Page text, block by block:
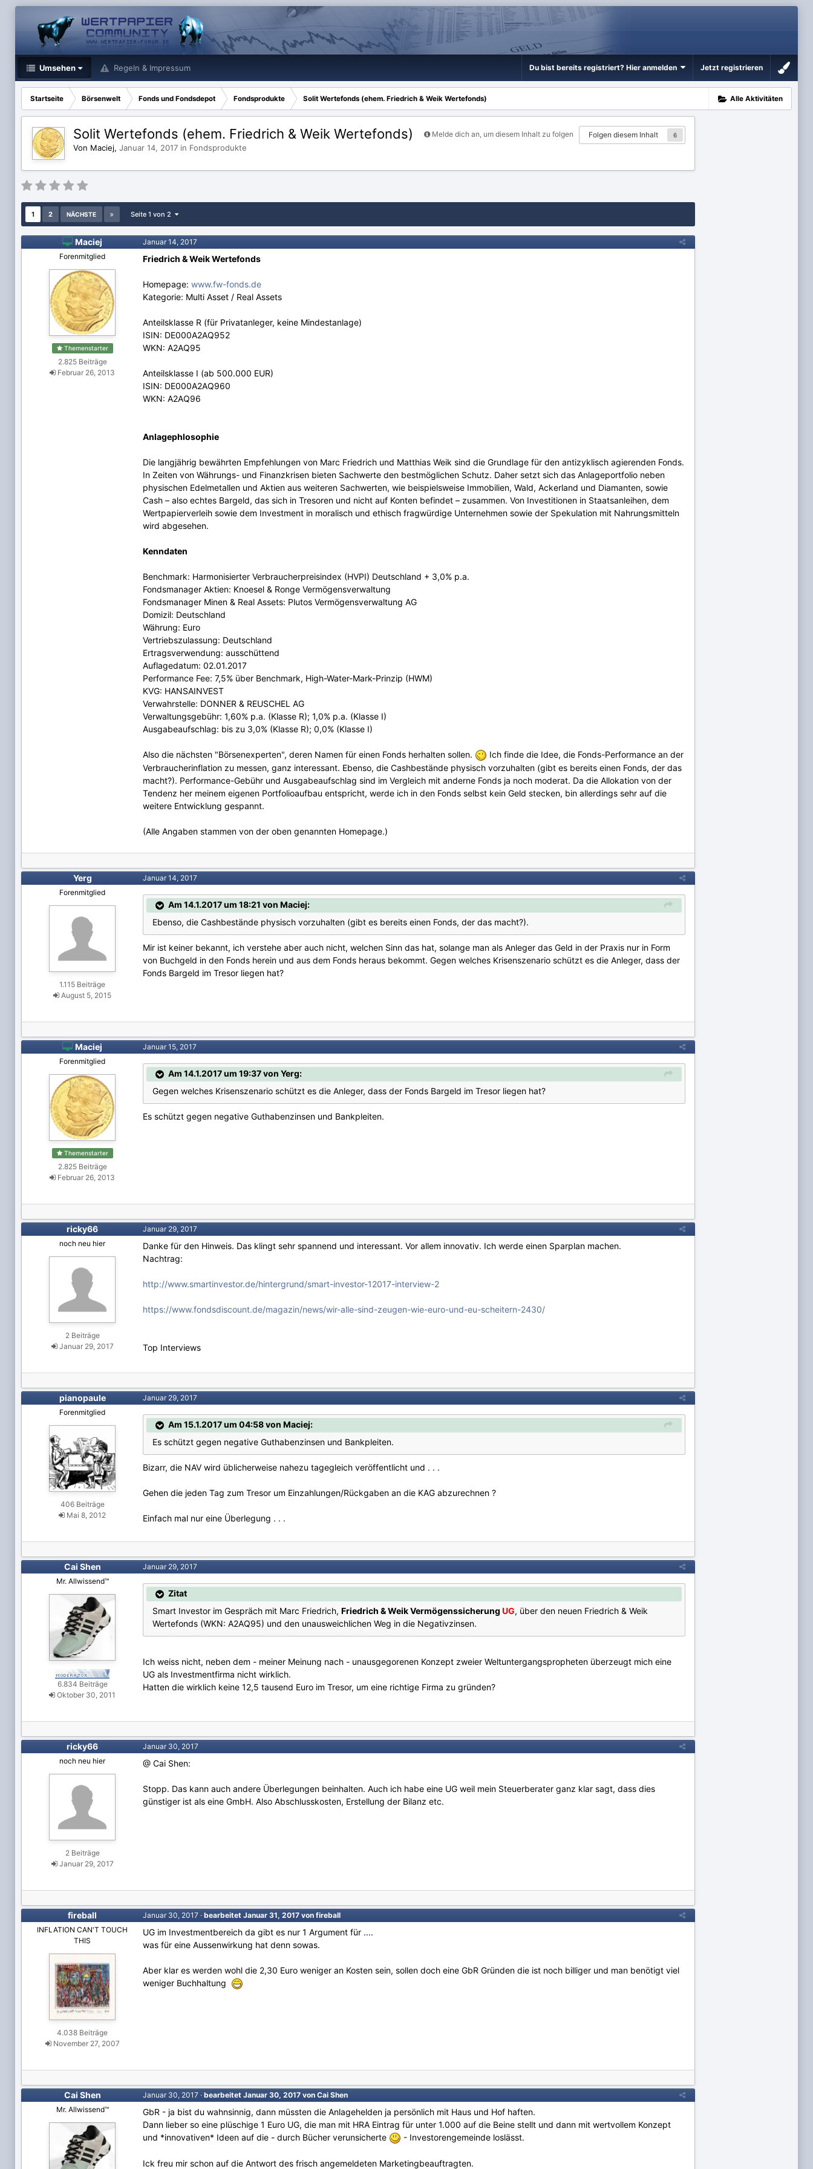
Umsehen Regeln & Impressum Du bist bereits registriert? Hier anmelden Jetzt registrieren
Alle Aktivitäten
Startseite Börsenwelt Fonds und Fondsdepot Fondsprodukte Solit Wertefonds (ehem. Friedrich & Weik Wertefonds)
Melde dich an, um diesem Inhalt zu folgen Folgen diesem Inhalt 6
Solit Wertefonds (ehem. Friedrich & Weik Wertefonds)
Von Maciej, Januar 14, 2017 in Fondsprodukte
1 2 NÄCHSTE Seite 1 von 2
 Maciej
Forenmitglied
Themenstarter
2.825 Beiträge
Februar 26, 2013
Januar 14, 2017
Friedrich & Weik Wertefonds
Homepage: www.fw-fonds.de
Kategorie: Multi Asset / Real Assets
Anteilsklasse R (für Privatanleger, keine Mindestanlage)
ISIN: DE000A2AQ952
WKN: A2AQ95
Anteilsklasse I (ab 500.000 EUR)
ISIN: DE000A2AQ960
WKN: A2AQ96
Anlagephlosophie
Die langjährig bewährten Empfehlungen von Marc Friedrich und Matthias Weik sind die Grundlage für den antizyklisch agierenden Fonds.
In Zeiten von Währungs- und Finanzkrisen bieten Sachwerte den bestmöglichen Schutz. Daher setzt sich das Anlageportfolio neben
physischen Edelmetallen und Aktien aus weiteren Sachwerten, wie beispielsweise Immobilien, Wald, Ackerland und Diamanten, sowie
Cash – also echtes Bargeld, das sich in Tresoren und nicht auf Konten befindet – zusammen. Von Investitionen in Staatsanleihen, dem
Wertpapierverleih sowie dem Investment in moralisch und ethisch fragwürdige Unternehmen sowie der Spekulation mit Nahrungsmitteln
wird abgesehen.
Kenndaten
Benchmark: Harmonisierter Verbraucherpreisindex (HVPI) Deutschland + 3,0% p.a.
Fondsmanager Aktien: Knoesel & Ronge Vermögensverwaltung
Fondsmanager Minen & Real Assets: Plutos Vermögensverwaltung AG
Domizil: Deutschland
Währung: Euro
Vertriebszulassung: Deutschland
Ertragsverwendung: ausschüttend
Auflagedatum: 02.01.2017
Performance Fee: 7,5% über Benchmark, High-Water-Mark-Prinzip (HWM)
KVG: HANSAINVEST
Verwahrstelle: DONNER & REUSCHEL AG
Verwaltungsgebühr: 1,60% p.a. (Klasse R); 1,0% p.a. (Klasse I)
Ausgabeaufschlag: bis zu 3,0% (Klasse R); 0,0% (Klasse I)
Also die nächsten "Börsenexperten", deren Namen für einen Fonds herhalten sollen.
Ich finde die Idee, die Fonds-Performance an der
Verbraucherinflation zu messen, ganz interessant. Ebenso, die Cashbestände physisch vorzuhalten (gibt es bereits einen Fonds, der das
macht?). Performance-Gebühr und Ausgabeaufschlag sind im Vergleich mit anderne Fonds ja noch moderat. Da die Allokation von der
Tendenz her meinem eigenen Portfolioaufbau entspricht, werde ich in den Fonds selbst kein Geld stecken, bin allerdings sehr auf die
weitere Entwicklung gespannt.
(Alle Angaben stammen von der oben genannten Homepage.)
Yerg
Forenmitglied
1.115 Beiträge
August 5, 2015
Januar 14, 2017
Am 14.1.2017 um 18:21 von Maciej:
Ebenso, die Cashbestände physisch vorzuhalten (gibt es bereits einen Fonds, der das macht?).
Mir ist keiner bekannt, ich verstehe aber auch nicht, welchen Sinn das hat, solange man als Anleger das Geld in der Praxis nur in Form
von Buchgeld in den Fonds herein und aus dem Fonds heraus bekommt. Gegen welches Krisenszenario schützt es die Anleger, dass der
Fonds Bargeld im Tresor liegen hat?
 Maciej
Forenmitglied
Themenstarter
2.825 Beiträge
Februar 26, 2013
Januar 15, 2017
Am 14.1.2017 um 19:37 von Yerg:
Gegen welches Krisenszenario schützt es die Anleger, dass der Fonds Bargeld im Tresor liegen hat?
Es schützt gegen negative Guthabenzinsen und Bankpleiten.
ricky66
noch neu hier
2 Beiträge
Januar 29, 2017
Januar 29, 2017
Danke für den Hinweis. Das klingt sehr spannend und interessant. Vor allem innovativ. Ich werde einen Sparplan machen.
Nachtrag:
http://www.smartinvestor.de/hintergrund/smart-investor-12017-interview-2
https://www.fondsdiscount.de/magazin/news/wir-alle-sind-zeugen-wie-euro-und-eu-scheitern-2430/
Top Interviews
pianopaule
Forenmitglied
406 Beiträge
Mai 8, 2012
Januar 29, 2017
Am 15.1.2017 um 04:58 von Maciej:
Es schützt gegen negative Guthabenzinsen und Bankpleiten.
Bizarr, die NAV wird üblicherweise nahezu tagegleich veröffentlicht und . . .
Gehen die jeden Tag zum Tresor um Einzahlungen/Rückgaben an die KAG abzurechnen ?
Einfach mal nur eine Überlegung . . .
Cai Shen
Mr. Allwissend™
6.834 Beiträge
Oktober 30, 2011
Januar 29, 2017
Zitat
Smart Investor im Gespräch mit Marc Friedrich, Friedrich & Weik Vermögenssicherung UG, über den neuen Friedrich & Weik
Wertefonds (WKN: A2AQ95) und den unausweichlichen Weg in die Negativzinsen.
Ich weiss nicht, neben dem - meiner Meinung nach - unausgegorenen Konzept zweier Weltuntergangspropheten überzeugt mich eine
UG als Investmentfirma nicht wirklich.
Hatten die wirklich keine 12,5 tausend Euro im Tresor, um eine richtige Firma zu gründen?
ricky66
noch neu hier
2 Beiträge
Januar 29, 2017
Januar 30, 2017
@ Cai Shen:
Stopp. Das kann auch andere Überlegungen beinhalten. Auch ich habe eine UG weil mein Steuerberater ganz klar sagt, dass dies
günstiger ist als eine GmbH. Also Abschlusskosten, Erstellung der Bilanz etc.
fireball
INFLATION CAN'T TOUCH
THIS
4.038 Beiträge
November 27, 2007
Januar 30, 2017 · bearbeitet Januar 31, 2017 von fireball
UG im Investmentbereich da gibt es nur 1 Argument für ....
was für eine Aussenwirkung hat denn sowas.
Aber klar es werden wohl die 2,30 Euro weniger an Kosten sein, sollen doch eine GbR Gründen die ist noch billiger und man benötigt viel
weniger Buchhaltung
Cai Shen
Mr. Allwissend™
Januar 30, 2017 · bearbeitet Januar 30, 2017 von Cai Shen
GbR - ja bist du wahnsinnig, dann müssten die Anlagehelden ja persönlich mit Haus und Hof haften.
Dann lieber so eine plüschige 1 Euro UG, die man mit HRA Eintrag für unter 1.000 auf die Beine stellt und dann mit wertvollem Konzept
und *innovativen* Ideen auf die - durch Bücher verunsicherte
- Investorengemeinde loslässt.
Ick freu mir schon auf die Antwort des frisch angemeldeten Marketingbeauftragten.